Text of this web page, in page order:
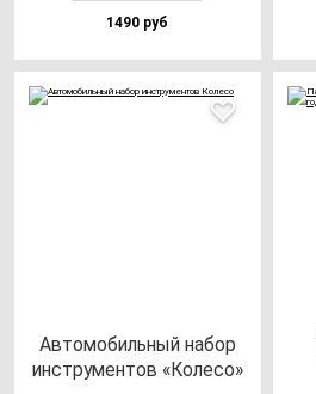
1490 руб
Авто­мо­биль­ный на­бор
инс­тру­мен­тов «Коле­со»